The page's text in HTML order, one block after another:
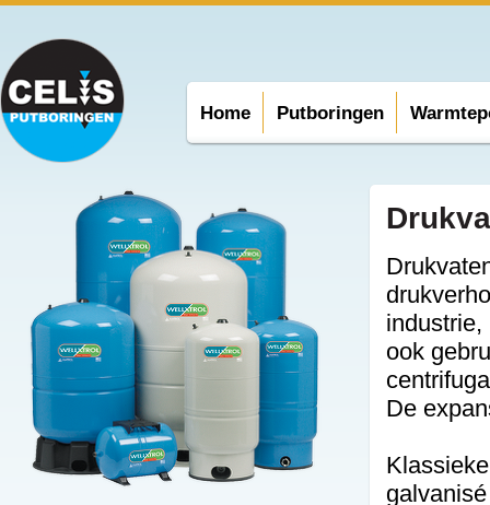
Home Putboringen
ook
De